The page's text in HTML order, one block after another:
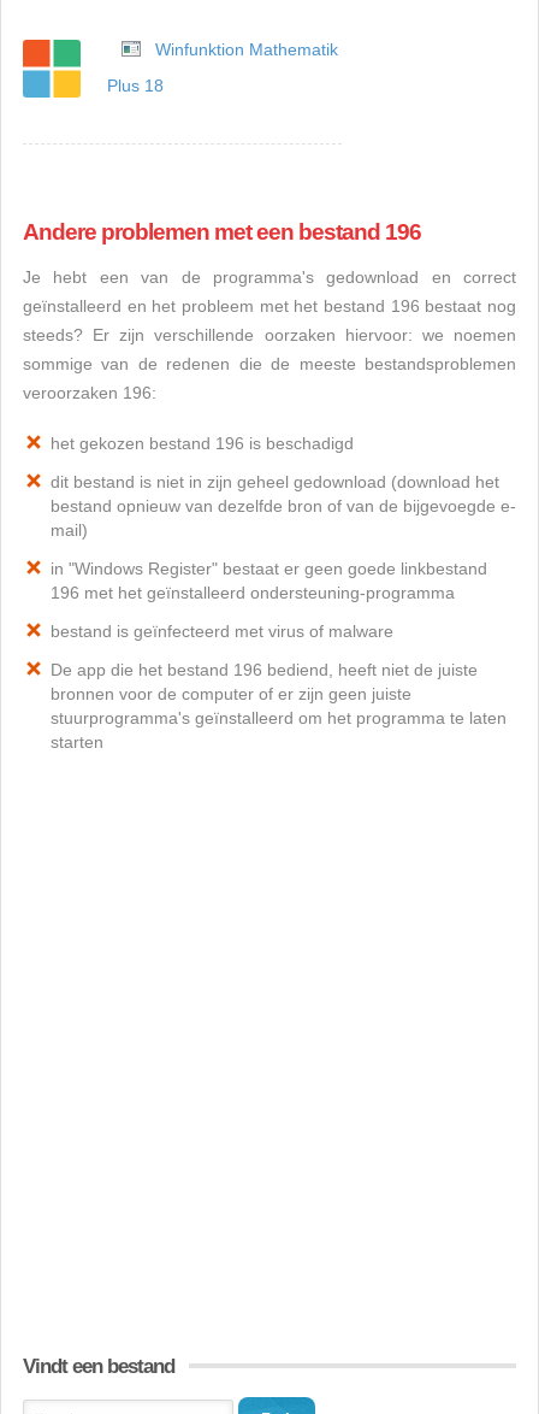
Winfunktion Mathematik
Plus 18
Andere problemen met een bestand 196
Je hebt een van de programma's gedownload en correct
geïnstalleerd en het probleem met het bestand 196 bestaat nog
steeds? Er zijn verschillende oorzaken hiervoor: we noemen
sommige van de redenen die de meeste bestandsproblemen
veroorzaken 196:
het gekozen bestand 196 is beschadigd
dit bestand is niet in zijn geheel gedownload (download het
bestand opnieuw van dezelfde bron of van de bijgevoegde e-
mail)
in "Windows Register" bestaat er geen goede linkbestand
196 met het geïnstalleerd ondersteuning-programma
bestand is geïnfecteerd met virus of malware
De app die het bestand 196 bediend, heeft niet de juiste
bronnen voor de computer of er zijn geen juiste
stuurprogramma's geïnstalleerd om het programma te laten
starten
Vindt een bestand